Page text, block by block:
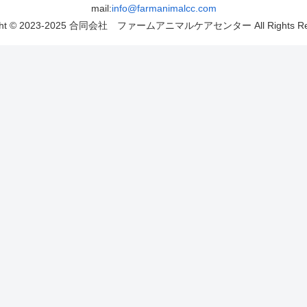
mail:info@farmanimalcc.com
© 2023-2025 合同会社 ファームアニマルケアセンター All Rights